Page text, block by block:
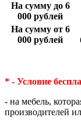
На сумму до 6
000 рублей
На сумму от 6
000 рублей
* - Условие
- на мебель,
производителей